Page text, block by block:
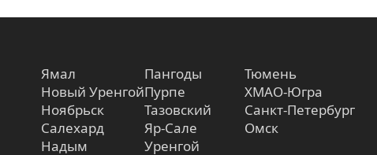
Ямал
Новый Уренгой
Ноябрьск
Салехард
Надым
Пангоды
Пурпе
Тазовский
Яр-Сале
Уренгой
Тюмень
ХМАО-Югра
Санкт-Петербург
Омск